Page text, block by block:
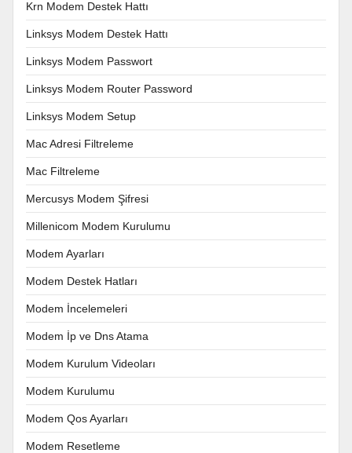
Krn Modem Destek Hattı
Linksys Modem Destek Hattı
Linksys Modem Passwort
Linksys Modem Router Password
Linksys Modem Setup
Mac Adresi Filtreleme
Mac Filtreleme
Mercusys Modem Şifresi
Millenicom Modem Kurulumu
Modem Ayarları
Modem Destek Hatları
Modem İncelemeleri
Modem İp ve Dns Atama
Modem Kurulum Videoları
Modem Kurulumu
Modem Qos Ayarları
Modem Resetleme